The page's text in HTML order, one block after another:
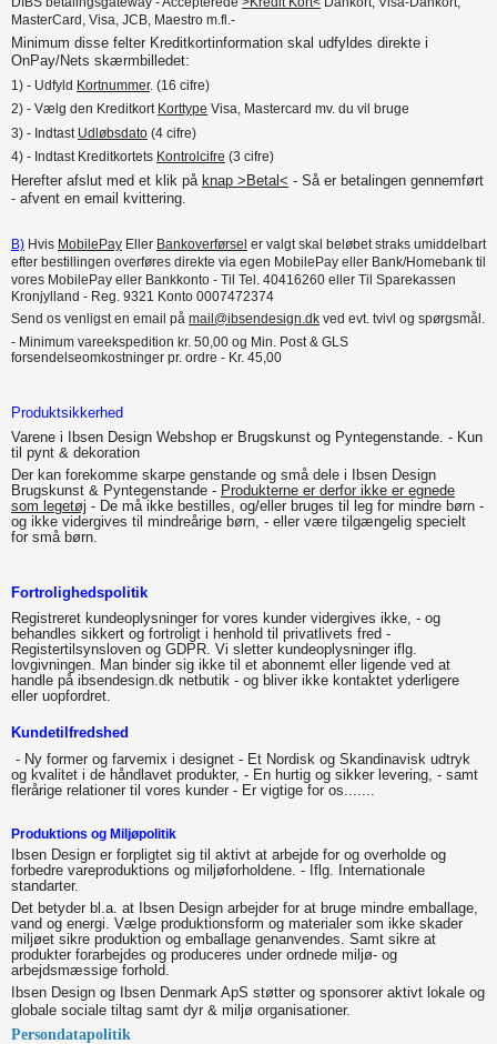
MasterCard, Visa, JCB, Maestro m.fl.-
Minimum disse felter Kreditkortinformation skal udfyldes direkte i
OnPay/Nets skærmbilledet:
1) - Udfyld Kortnummer. (16 cifre)
2) - Vælg den Kreditkort Korttype Visa, Mastercard mv. du vil bruge
3) - Indtast Udløbsdato (4 cifre)
4) - Indtast Kreditkortets Kontrolcifre (3 cifre)
Herefter afslut med et klik på knap >Betal< - Så er betalingen gennemført
- afvent en email kvittering.
B) Hvis MobilePay Eller Bankoverførsel er valgt skal beløbet straks umiddelbart
efter bestillingen overføres direkte via egen MobilePay eller Bank/Homebank til
vores MobilePay eller Bankkonto - Til Tel. 40416260 eller Til Sparekassen
Kronjylland - Reg. 9321 Konto 0007472374
Send os venligst en email på mail@ibsendesign.dk ved evt. tvivl og spørgsmål.
- Minimum vareekspedition kr. 50,00 og Min. Post & GLS
forsendelseomkostninger pr. ordre - Kr. 45,00
Produktsikkerhed
Varene i Ibsen Design Webshop er Brugskunst og Pyntegenstande. - Kun
til pynt & dekoration
Der kan forekomme skarpe genstande og små dele i Ibsen Design
Brugskunst & Pyntegenstande - Produkterne er derfor ikke er egnede
som legetøj - De må ikke bestilles, og/eller bruges til leg for mindre børn -
og ikke vidergives til mindreårige børn, - eller være tilgængelig specielt
for små børn.
Fortrolighedspolitik
Registreret kundeoplysninger for vores kunder vidergives ikke, - og
behandles sikkert og fortroligt i henhold til privatlivets fred -
Registertilsynsloven og GDPR. Vi sletter kundeoplysninger iflg.
lovgivningen. Man binder sig ikke til et abonnemt eller ligende ved at
handle på ibsendesign.dk netbutik - og bliver ikke kontaktet yderligere
eller uopfordret.
Kundetilfredshed
- Ny former og farvemix i designet - Et Nordisk og Skandinavisk udtryk
og kvalitet i de håndlavet produkter, - En hurtig og sikker levering, - samt
flerårige relationer til vores kunder - Er vigtige for os.......
Produktions og Miljøpolitik
Ibsen Design er forpligtet sig til aktivt at arbejde for og overholde og
forbedre vareproduktions og miljøforholdene. - Iflg. Internationale
standarter.
Det betyder bl.a. at Ibsen Design arbejder for at bruge mindre emballage,
vand og energi. Vælge produktionsform og materialer som ikke skader
miljøet sikre produktion og emballage genanvendes. Samt sikre at
produkter forarbejdes og produceres under ordnede miljø- og
arbejdsmæssige forhold.
Ibsen Design og Ibsen Denmark ApS støtter og sponsorer aktivt lokale og
globale sociale tiltag samt dyr & miljø organisationer.
Persondatapolitik